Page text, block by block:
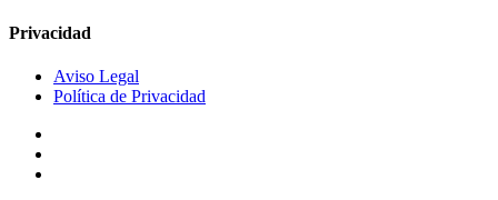
Privacidad
Aviso Legal
Política de Privacidad